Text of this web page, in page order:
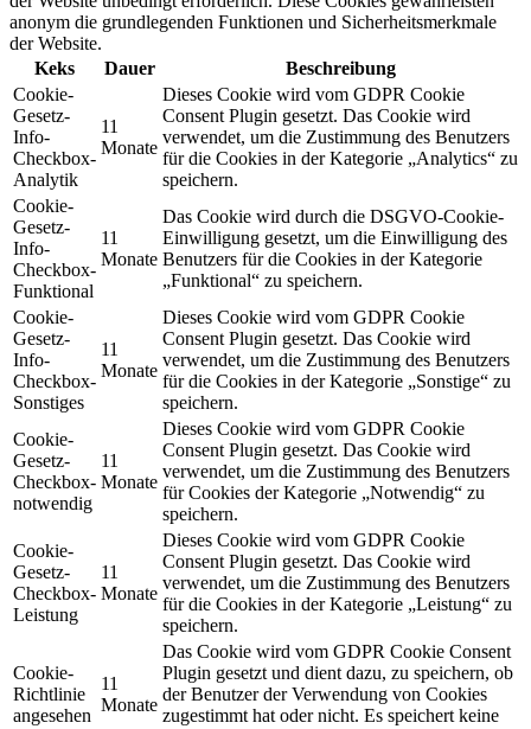
anonym die grundlegenden Funktionen und Sicherheitsmerkmale
der Website.
Keks
Dauer
Beschreibung
Cookie-
Gesetz-
Info-
Checkbox-
Analytik
11
Monate
Dieses Cookie wird vom GDPR Cookie
Consent Plugin gesetzt. Das Cookie wird
verwendet, um die Zustimmung des Benutzers
für die Cookies in der Kategorie „Analytics“ zu
speichern.
Cookie-
Gesetz-
Info-
Checkbox-
Funktional
11
Monate
Das Cookie wird durch die DSGVO-Cookie-
Einwilligung gesetzt, um die Einwilligung des
Benutzers für die Cookies in der Kategorie
„Funktional“ zu speichern.
Cookie-
Gesetz-
Info-
Checkbox-
Sonstiges
11
Monate
Dieses Cookie wird vom GDPR Cookie
Consent Plugin gesetzt. Das Cookie wird
verwendet, um die Zustimmung des Benutzers
für die Cookies in der Kategorie „Sonstige“ zu
speichern.
Cookie-
Gesetz-
Checkbox-
notwendig
11
Monate
Dieses Cookie wird vom GDPR Cookie
Consent Plugin gesetzt. Das Cookie wird
verwendet, um die Zustimmung des Benutzers
für Cookies der Kategorie „Notwendig“ zu
speichern.
Cookie-
Gesetz-
Checkbox-
Leistung
11
Monate
Dieses Cookie wird vom GDPR Cookie
Consent Plugin gesetzt. Das Cookie wird
verwendet, um die Zustimmung des Benutzers
für die Cookies in der Kategorie „Leistung“ zu
speichern.
Cookie-
Richtlinie
angesehen
11
Monate
Das Cookie wird vom GDPR Cookie Consent
Plugin gesetzt und dient dazu, zu speichern, ob
der Benutzer der Verwendung von Cookies
zugestimmt hat oder nicht. Es speichert keine